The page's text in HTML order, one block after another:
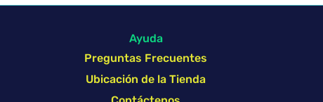
Ayuda
Preguntas Frecuentes
Ubicación de la Tienda